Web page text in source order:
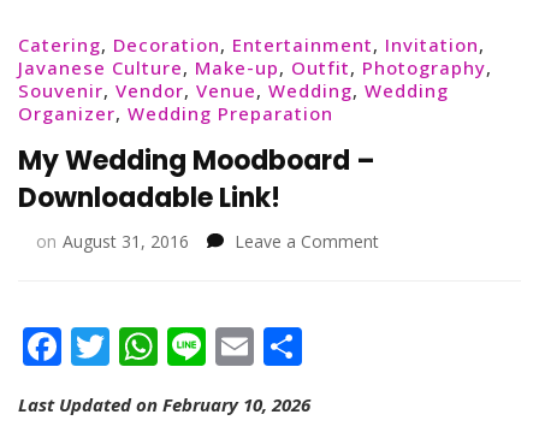
Catering, Decoration, Entertainment, Invitation,
Javanese Culture, Make-up, Outfit, Photography,
Souvenir, Vendor, Venue, Wedding, Wedding
Organizer, Wedding Preparation
My Wedding Moodboard –
Downloadable Link!
on August 31, 2016 Leave a Commenton
Facebook
Twitter
WhatsApp
LineEmail
Last Updated on February 10, 2026